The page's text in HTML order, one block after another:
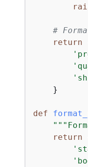
#
return
    }
def
return